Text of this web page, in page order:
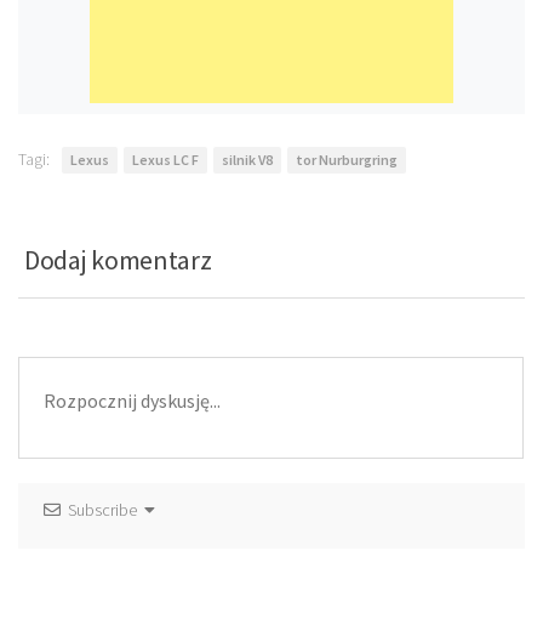
Tagi: Lexus Lexus LC F silnik V8 tor Nurburgring
Dodaj komentarz
Subscribe